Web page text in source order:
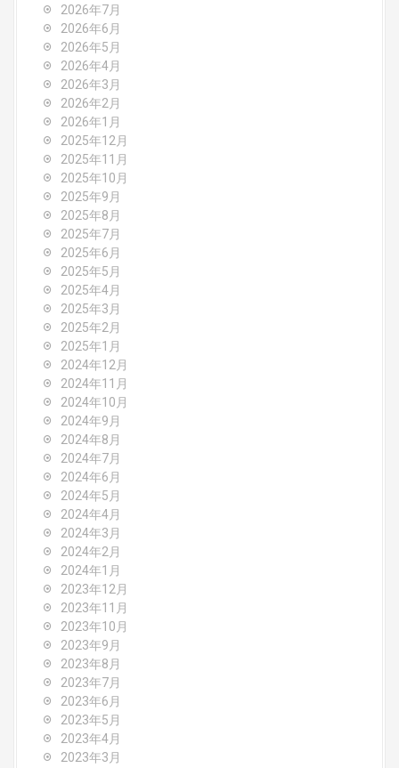
2026年7月
2026年6月
2026年5月
2026年4月
2026年3月
2026年2月
2026年1月
2025年12月
2025年11月
2025年10月
2025年9月
2025年8月
2025年7月
2025年6月
2025年5月
2025年4月
2025年3月
2025年2月
2025年1月
2024年12月
2024年11月
2024年10月
2024年9月
2024年8月
2024年7月
2024年6月
2024年5月
2024年4月
2024年3月
2024年2月
2024年1月
2023年12月
2023年11月
2023年10月
2023年9月
2023年8月
2023年7月
2023年6月
2023年5月
2023年4月
2023年3月